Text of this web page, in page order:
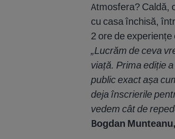
Atmosfera? Caldă,
cu casa închisă,
2 ore de
„Lucrăm de ceva
viață. Prima ediție
public exact așa
deja înscrierile
vedem cât de
Bogdan Munteanu,